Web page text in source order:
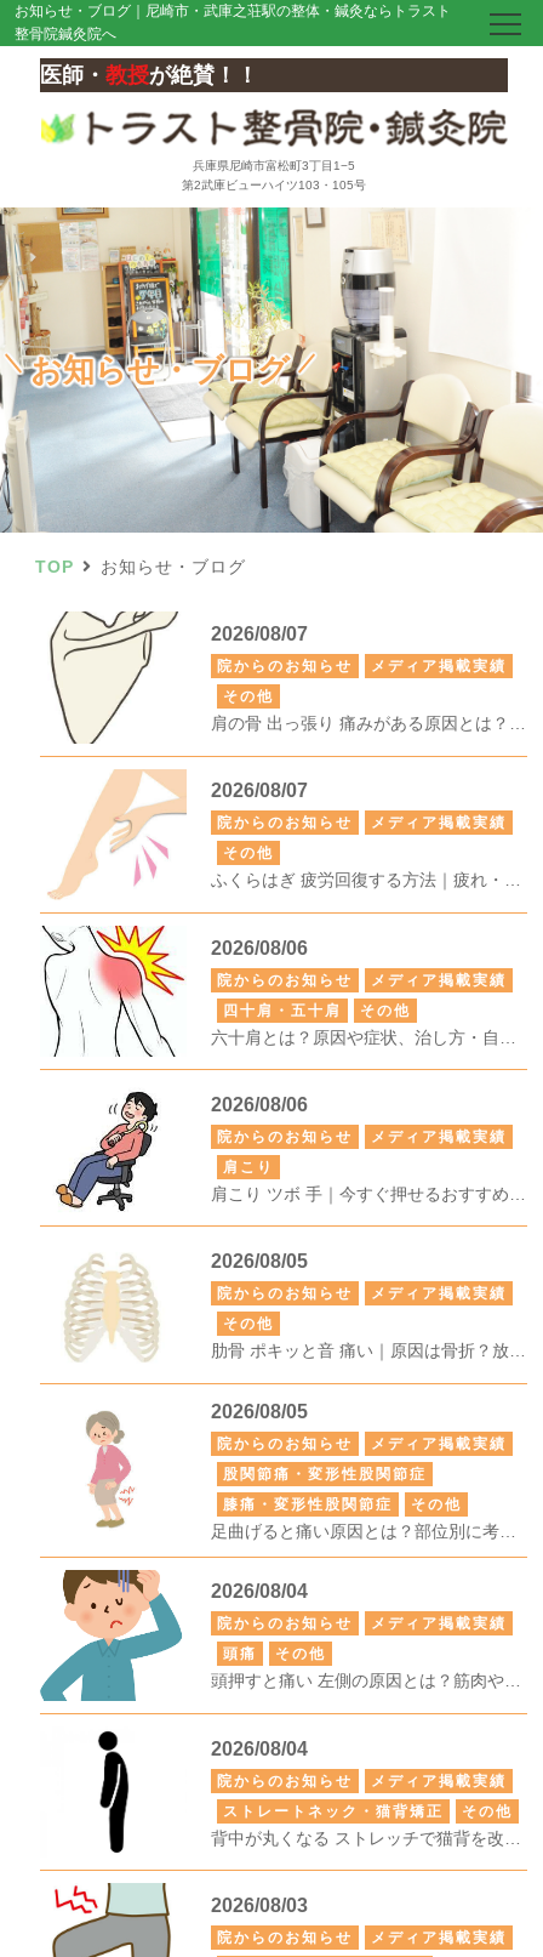
お知らせ・ブログ｜尼崎市・武庫之荘駅の整体・鍼灸ならトラスト
整骨院鍼灸院へ
医師・教授が絶賛！！
兵庫県尼崎市富松町3丁目1−5
第2武庫ビューハイツ103・105号
お知らせ・ブログ
TOP お知らせ・ブログ
2026/08/07
院からのお知らせ
メディア掲載実績
その他
2026/08/07
院からのお知らせ
メディア掲載実績
その他
ふくらはぎ 疲労回復する方法｜疲れ・張り・だるさを改善するストレッチやケア方法を解説
2026/08/06
院からのお知らせ
メディア掲載実績
四十肩・五十肩
その他
2026/08/06
院からのお知らせ
メディア掲載実績
肩こり
2026/08/05
院からのお知らせ
メディア掲載実績
その他
肋骨 ポキッと音 痛い｜原因は骨折？放置してよいケースと受診の目安を解説
2026/08/05
院からのお知らせ
メディア掲載実績
股関節痛・変形性股関節症
膝痛・変形性股関節症
その他
足曲げると痛い原因とは？部位別に考えられる病気・対処法・受診の目安を解説
2026/08/04
院からのお知らせ
メディア掲載実績
頭痛
その他
頭押すと痛い 左側の原因とは？筋肉や神経の影響・危険な症状・対処法を解説
2026/08/04
院からのお知らせ
メディア掲載実績
ストレートネック・猫背矯正
その他
2026/08/03
院からのお知らせ
メディア掲載実績